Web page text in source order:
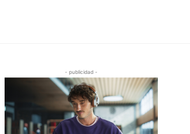
- publicidad -